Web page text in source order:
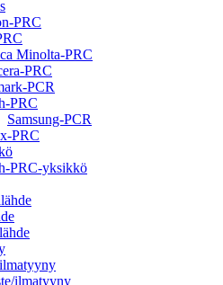
PRC
Minolta-PRC
PRC
PCR
PRC
Samsung-PCR
PRC
PRC-yksikkö
ilmatyyny